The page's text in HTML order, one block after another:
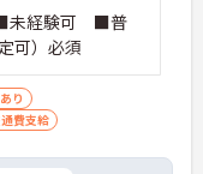
未経験可 ■普
可）必須
り
費支給